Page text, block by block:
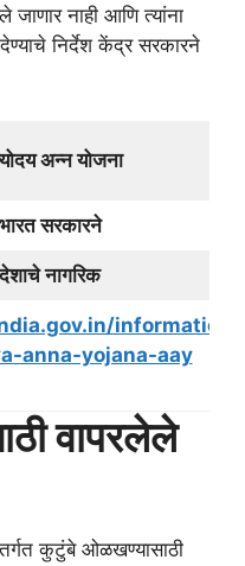
नाही आणि त्यांना
निर्देश केंद्र सरकारने
अन्न योजना
भारत सरकारने
देशाचे नागरिक
information-
anna-yojana-aay
वापरलेले
कुटुंबे ओळखण्यासाठी